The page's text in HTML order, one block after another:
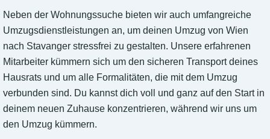
Neben der Wohnungssuche bieten wir auch umfangreiche
Umzugsdienstleistungen an, um deinen Umzug von Wien
nach Stavanger stressfrei zu gestalten. Unsere erfahrenen
Mitarbeiter kümmern sich um den sicheren Transport deines
Hausrats und um alle Formalitäten, die mit dem Umzug
verbunden sind. Du kannst dich voll und ganz auf den Start in
deinem neuen Zuhause konzentrieren, während wir uns um
den Umzug kümmern.